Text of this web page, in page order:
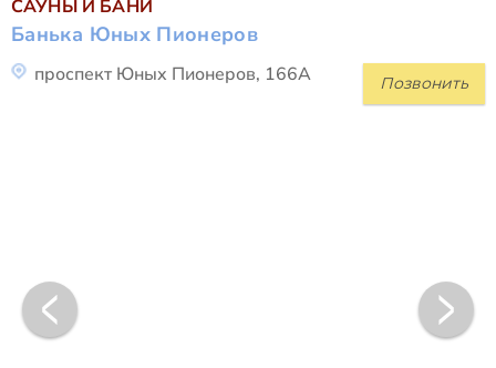
САУНЫ И БАНИ
Банька Юных Пионеров
Позвонить
проспект Юных Пионеров, 166А